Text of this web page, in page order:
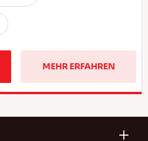
MEHR ERFAHREN